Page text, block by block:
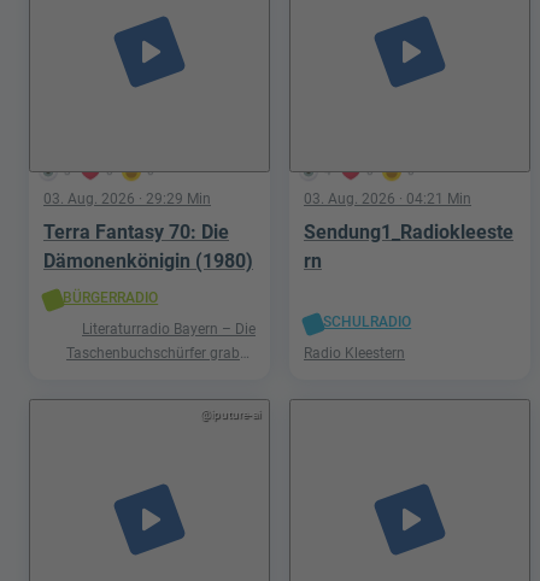
3 0 0
play_arrow
03. Aug. 2026 · 29:29 Min
Terra Fantasy 70: Die
Dämonenkönigin (1980)
BÜRGERRADIO
Literaturradio Bayern – Die
Taschenbuchschürfer graben
Phantastik
4 0 0
play_arrow
03. Aug. 2026 · 04:21 Min
Sendung1_Radiokleeste
rn
SCHULRADIO
Radio Kleestern
@iputure-ai
play_arrow play_arrow